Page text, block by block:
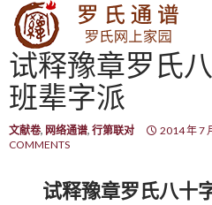
SKIP TO CONTENT
试释豫章罗氏
班辈字派
文献卷, 网络通谱, 行第联对 2014 年 7
COMMENTS
试释豫章罗氏八十